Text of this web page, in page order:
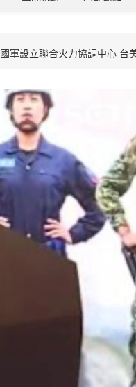
國軍設立聯合火力協調中心 台